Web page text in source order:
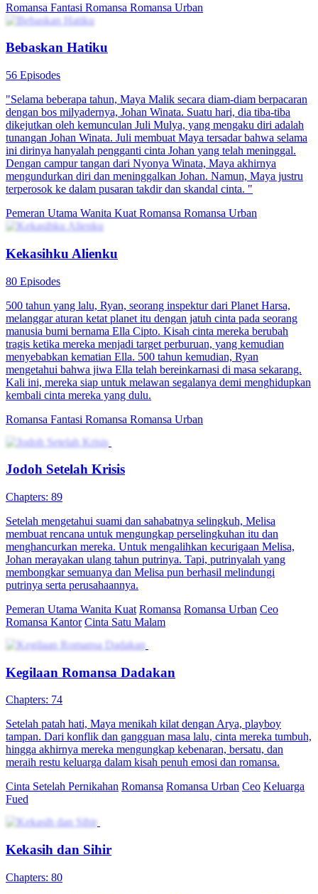
Romansa Fantasi Romansa Romansa Urban
Bebaskan Hatiku
56 Episodes
"Selama beberapa tahun, Maya Malik secara diam-diam berpacaran
dengan bos milyadernya, Johan Winata. Suatu hari, dia tiba-tiba
dikejutkan oleh kemunculan Juli Mulya, yang mengaku diri adalah
tunangan Johan Winata. Juli membuat Maya tersadar bahwa selama
ini dirinya hanyalah pengganti cinta Johan yang telah meninggal.
Dengan campur tangan dari Nyonya Winata, Maya akhirnya
mengundurkan diri dan meninggalkan Johan. Namun, Maya justru
terperosok ke dalam pusaran takdir dan skandal cinta. "
Pemeran Utama Wanita Kuat Romansa Romansa Urban
Kekasihku Alienku
80 Episodes
500 tahun yang lalu, Ryan, seorang inspektur dari Planet Harsa,
melanggar aturan ketat planet itu dengan jatuh cinta pada seorang
manusia bumi bernama Ella Cipto. Kisah cinta mereka berubah
tragis ketika mereka menjadi target perburuan, yang kemudian
menyebabkan kematian Ella. 500 tahun kemudian, Ryan
mengetahui bahwa jiwa Ella telah bereinkarnasi di masa sekarang.
Kali ini, mereka siap untuk melawan segalanya demi menghidupkan
kembali cinta mereka yang dulu.
Romansa Fantasi Romansa Romansa Urban
Jodoh Setelah Krisis
Chapters: 89
Setelah mengetahui suami dan sahabatnya selingkuh, Melisa
membuat rencana untuk mengungkap perselingkuhan itu dan
menghancurkan mereka. Untuk mengalihkan kecurigaan Melisa,
Johan merayakan ulang tahun putrinya. Tapi, putrinyalah yang
membongkar semuanya dan Melisa pun berhasil melindungi
putrinya serta perusahaannya.
Pemeran Utama Wanita Kuat Romansa Romansa Urban Ceo
Romansa Kantor Cinta Satu Malam
Kegilaan Romansa Dadakan
Chapters: 74
Setelah patah hati, Maya menikah kilat dengan Arya, playboy
tampan. Dari konflik dan gangguan masa lalu, cinta mereka tumbuh,
hingga akhirnya mereka mengungkap kebenaran, bersatu, dan
meraih restu keluarga dalam kisah penuh emosi dan romansa.
Cinta Setelah Pernikahan Romansa Romansa Urban Ceo Keluarga
Fued
Kekasih dan Sihir
Chapters: 80